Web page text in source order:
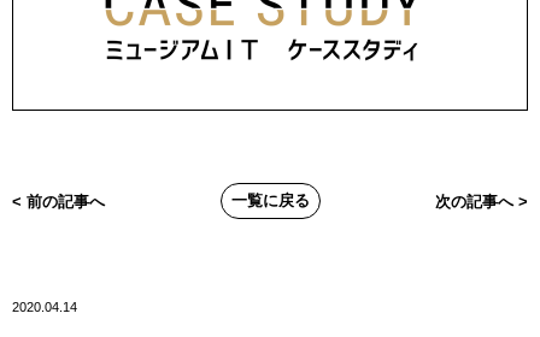
< 前の記事へ 一覧に戻る 次の記事へ >
2020.04.14